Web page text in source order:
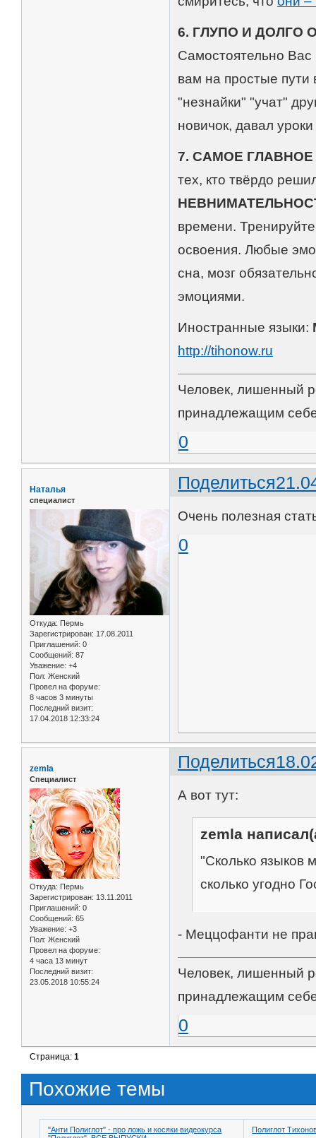
6. ГЛУПО И ДОЛГО
Самостоятельно Вас
вам на простые пути
"незнайки" "учат"
новичок, давал
7. САМОЕ
тех, кто твёрдо
времени.
освоения. Любые
сна, мозг
эмоциями.
Иностранные языки:
http://tihonow.ru
Человек, лишенный
принадлежащим
0
Поделиться
Наталья
специалист
Откуда: Пермь
Зарегистрирован: 17.08.2011
Приглашений: 0
Сообщений: 87
Уважение: +4
Пол: Женский
Провел на форуме:
8 часов 3 минуты
Последний визит:
17.04.2018 12:33:24
Очень полезная
0
Поделиться
zemla
Специалист
Откуда: Пермь
Зарегистрирован: 13.11.2011
Приглашений: 0
Сообщений: 65
Уважение: +3
Пол: Женский
Провел на форуме:
4 часа 13 минут
Последний визит:
23.05.2018 10:55:24
А вот тут:
zemla
"Сколько языков
сколько угодно
- Меццофанти не
Человек, лишенный
принадлежащим
0
Страница:1
Похожие темы
"Анти Полиглот" - про ложь и косяки видеокурса
Полиглот